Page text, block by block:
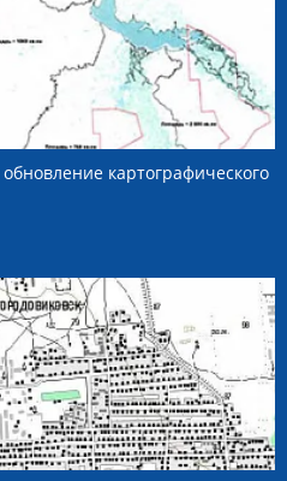
картографического